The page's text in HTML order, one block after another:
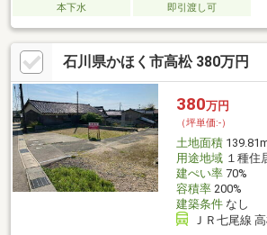
本下水
即引渡し可
石川県かほく市高松 380万円
380万円
（坪単価:-）
土地面積
用途地域１種住
建ぺい率70%
容積率200%
建築条件なし
ＪＲ七尾線